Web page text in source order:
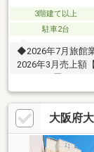
3階建て以上
駐車2台
◆2026年7月旅館
2026年3月売上額
オール電化◆車庫
堺筋線・南海電
年4月
大阪府